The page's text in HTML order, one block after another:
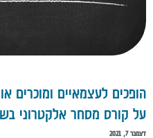
הופכים לעצמאיים ומוכרים
על קורס מסחר אלקטרוני
דצמבר 7, 2021